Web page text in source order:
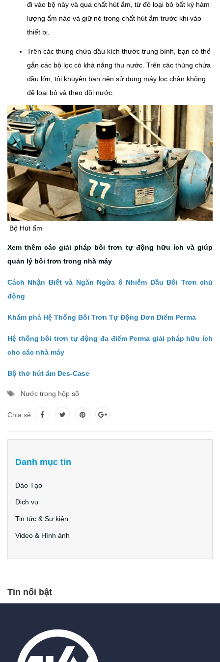
đi vào bộ này và qua chất hút ẩm, từ đó loại bỏ bất kỳ hàm
lượng ẩm nào và giữ nó trong chất hút ẩm trước khi vào
thiết bị.
Trên các thùng chứa dầu kích thước trung bình, bạn có thể
gắn các bộ lọc có khả năng thu nước. Trên các thùng chứa
dầu lớn, tôi khuyên bạn nên sử dụng máy lọc chân không
để loại bỏ và theo dõi nước.
Bộ Hút ẩm
Xem thêm các giải pháp bôi trơn tự động hữu ích và giúp
quản lý bôi trơn trong nhà máy
Cách Nhận Biết và Ngăn Ngừa ô Nhiễm Dầu Bôi Trơn chủ
động
Khám phá Hệ Thống Bôi Trơn Tự Động Đơn Điểm Perma
Hệ thống bôi trơn tự động đa điểm Perma giải pháp hữu ích
cho các nhà máy
Bộ thở hút ẩm Des-Case
Nước trong hộp số
Chia sẻ:
Danh mục tin
Đào Tạo
Dịch vụ
Tin tức & Sự kiện
Video & Hình ảnh
Tin nổi bật